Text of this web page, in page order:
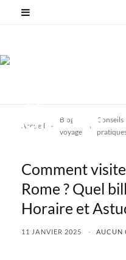
Accueil »
Blog
voyage
»
Conseils
Comment
Rome ? Quel
Horaire et
11 JANVIER 2025 AUCUN